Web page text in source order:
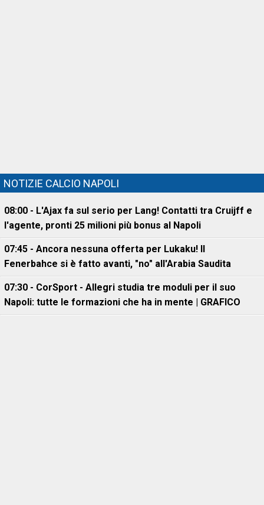
NOTIZIE CALCIO NAPOLI
08:00 - L'Ajax fa sul serio per Lang! Contatti tra Cruijff e
l'agente, pronti 25 milioni più bonus al Napoli
07:45 - Ancora nessuna offerta per Lukaku! Il
Fenerbahce si è fatto avanti, "no" all'Arabia Saudita
07:30 - CorSport - Allegri studia tre moduli per il suo
Napoli: tutte le formazioni che ha in mente | GRAFICO